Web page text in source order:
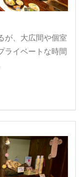
が、大広間や個室
ライベートな時間